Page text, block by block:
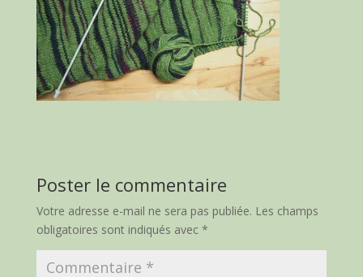
Poster le commentaire
Votre adresse e-mail ne sera pas publiée. Les champs
obligatoires sont indiqués avec *